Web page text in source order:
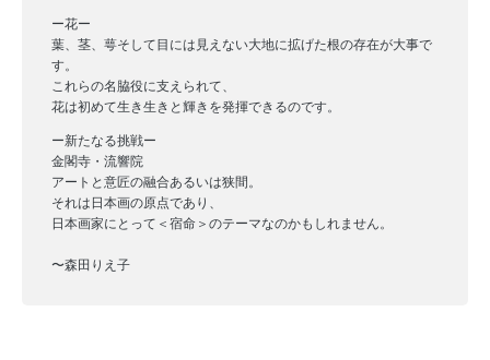
ー花ー
葉、茎、萼そして目には見えない大地に拡げた根の存在が大事で
す。
これらの名脇役に支えられて、
花は初めて生き生きと輝きを発揮できるのです。
ー新たなる挑戦ー
金閣寺・流響院
アートと意匠の融合あるいは狭間。
それは日本画の原点であり、
日本画家にとって＜宿命＞のテーマなのかもしれません。
〜森田りえ子